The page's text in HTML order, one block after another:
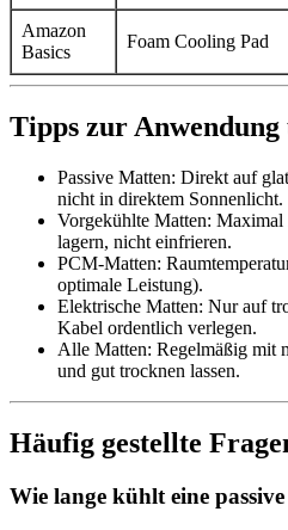
Amazon
Basics
Foam Cooling Pad
Tipps zur Anwendung
Passive Matten: Direkt auf
nicht in direktem Sonnenlicht.
Vorgekühlte Matten:
lagern, nicht einfrieren.
PCM-Matten:
optimale Leistung).
Elektrische Matten: Nur auf
Kabel ordentlich verlegen.
Alle Matten: Regelmäßig mit
und gut trocknen lassen.
Häufig gestellte
Wie lange kühlt eine